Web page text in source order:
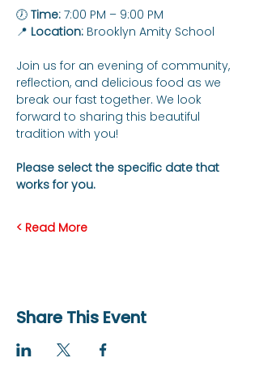
🕖 Time: 7:00 PM – 9:00 PM
📍 Location: Brooklyn Amity School
Join us for an evening of community,
reflection, and delicious food as we
break our fast together. We look
forward to sharing this beautiful
tradition with you!
Please select the specific date that
works for you.
Read More >
Share This Event